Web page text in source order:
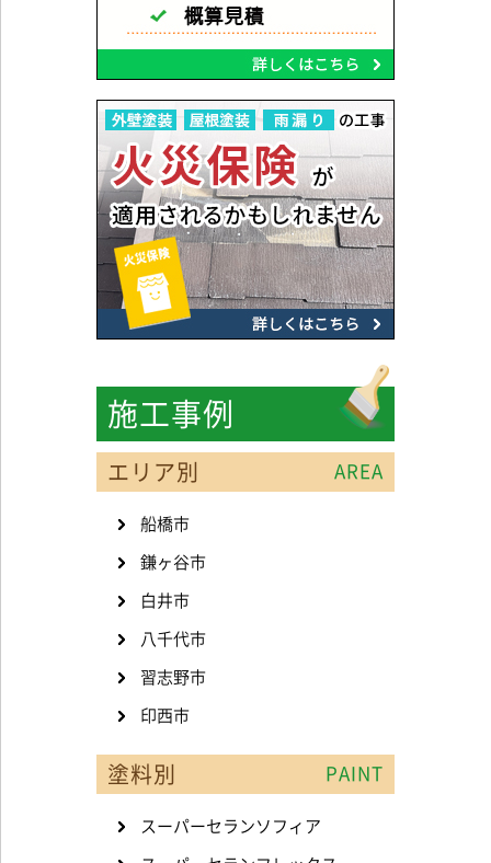
施工事例
エリア別 AREA
船橋市
鎌ヶ谷市
白井市
八千代市
習志野市
印西市
塗料別 PAINT
スーパーセランソフィア